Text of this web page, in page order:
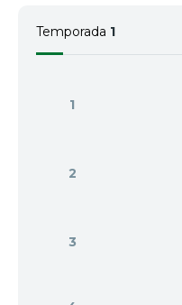
Temporada 1
1
2
3